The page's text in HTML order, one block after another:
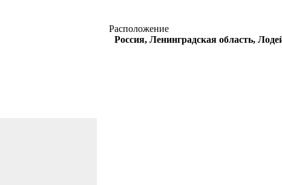
Расположение
Россия, Ленинградская область,